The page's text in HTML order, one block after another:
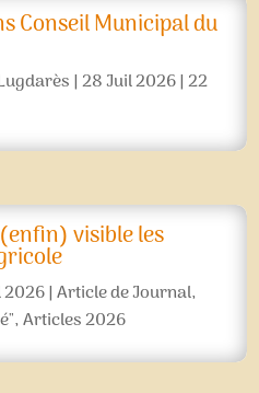
Conseil Municipal du
|28 Juil 2026|22
visible les
2026|Article de Journal,
,Articles 2026